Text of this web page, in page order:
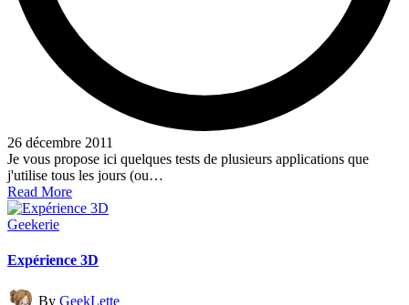
26 décembre 2011
Je vous propose ici quelques tests de plusieurs applications que
j'utilise tous les jours (ou…
Read More
Posted
Geekerie
Expérience 3D
PostedBy GeekLette